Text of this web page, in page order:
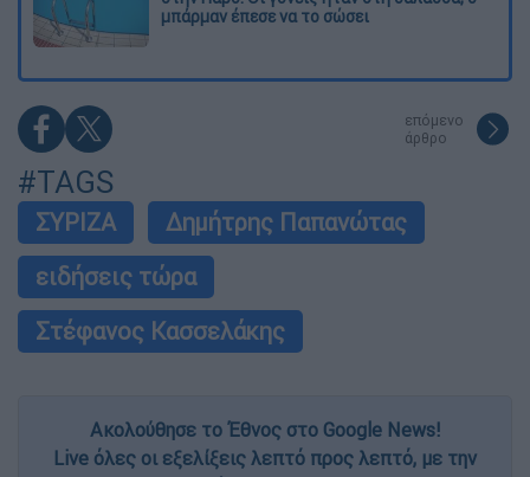
μπάρμαν έπεσε να το σώσει
επόμενο
άρθρο
#TAGS
ΣΥΡΙΖΑ
Δημήτρης Παπανώτας
ειδήσεις τώρα
Στέφανος Κασσελάκης
Ακολούθησε το Έθνος στο Google News!
Live όλες οι εξελίξεις λεπτό προς λεπτό, με την